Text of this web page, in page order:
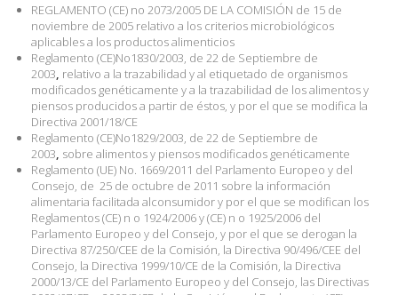
REGLAMENTO (CE) no 2073/2005 DE LA COMISIÓN de 15 de
noviembre de 2005 relativo a los criterios microbiológicos
aplicables a los productos alimenticios
Reglamento (CE)No1830/2003, de 22 de Septiembre de
2003, relativo a la trazabilidad y al etiquetado de organismos
modificados genéticamente y a la trazabilidad de los alimentos y
piensos producidos a partir de éstos, y por el que se modifica la
Directiva 2001/18/CE
Reglamento (CE)No1829/2003, de 22 de Septiembre de
2003, sobre alimentos y piensos modificados genéticamente
Reglamento (UE) No. 1669/2011 del Parlamento Europeo y del
Consejo, de 25 de octubre de 2011 sobre la información
alimentaria facilitada alconsumidor y por el que se modifican los
Reglamentos (CE) n o 1924/2006 y (CE) n o 1925/2006 del
Parlamento Europeo y del Consejo, y por el que se derogan la
Directiva 87/250/CEE de la Comisión, la Directiva 90/496/CEE del
Consejo, la Directiva 1999/10/CE de la Comisión, la Directiva
2000/13/CE del Parlamento Europeo y del Consejo, las Directivas